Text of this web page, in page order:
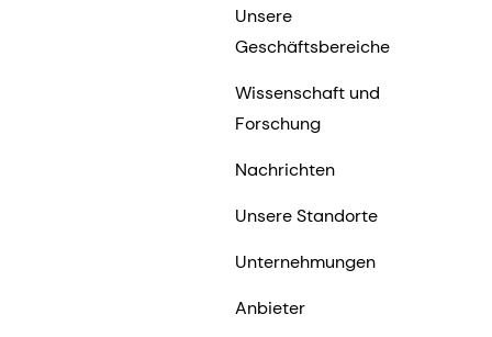
Unsere
Geschäftsbereiche
Wissenschaft und
Forschung
Nachrichten
Unsere Standorte
Unternehmungen
Anbieter